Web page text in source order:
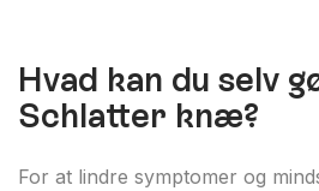
Hvad kan du selv
Schlatter knæ?
For at lindre symptomer og